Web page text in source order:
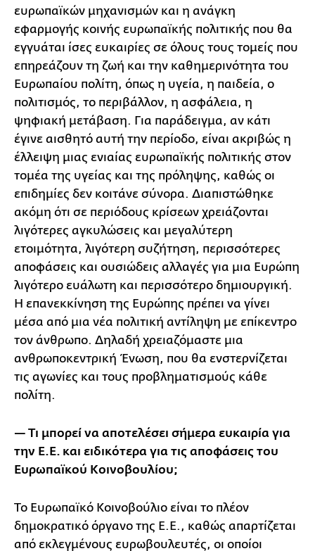
ευρωπαϊκών μηχανισμών και η ανάγκη
εφαρμογής κοινής ευρωπαϊκής πολιτικής που θα
εγγυάται ίσες ευκαιρίες σε όλους τους τομείς που
επηρεάζουν τη ζωή και την καθημερινότητα του
Ευρωπαίου πολίτη, όπως η υγεία, η παιδεία, ο
πολιτισμός, το περιβάλλον, η ασφάλεια, η
ψηφιακή μετάβαση. Για παράδειγμα, αν κάτι
έγινε αισθητό αυτή την περίοδο, είναι ακριβώς η
έλλειψη μιας ενιαίας ευρωπαϊκής πολιτικής στον
τομέα της υγείας και της πρόληψης, καθώς οι
επιδημίες δεν κοιτάνε σύνορα. Διαπιστώθηκε
ακόμη ότι σε περιόδους κρίσεων χρειάζονται
λιγότερες αγκυλώσεις και μεγαλύτερη
ετοιμότητα, λιγότερη συζήτηση, περισσότερες
αποφάσεις και ουσιώδεις αλλαγές για μια Ευρώπη
λιγότερο ευάλωτη και περισσότερο δημιουργική.
Η επανεκκίνηση της Ευρώπης πρέπει να γίνει
μέσα από μια νέα πολιτική αντίληψη με επίκεντρο
τον άνθρωπο. Δηλαδή χρειαζόμαστε μια
ανθρωποκεντρική Ένωση, που θα ενστερνίζεται
τις αγωνίες και τους προβληματισμούς κάθε
πολίτη.
— Τι μπορεί να αποτελέσει σήμερα ευκαιρία για
την Ε.Ε. και ειδικότερα για τις αποφάσεις του
Ευρωπαϊκού Κοινοβουλίου;
Το Ευρωπαϊκό Κοινοβούλιο είναι το πλέον
δημοκρατικό όργανο της Ε.Ε., καθώς απαρτίζεται
από εκλεγμένους ευρωβουλευτές, οι οποίοι